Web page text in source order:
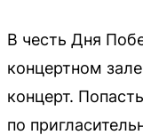
В честь Дня
концертном
концерт.
по